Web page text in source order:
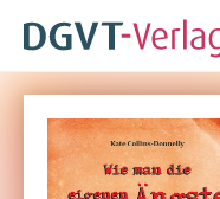
ZUR SUCHE